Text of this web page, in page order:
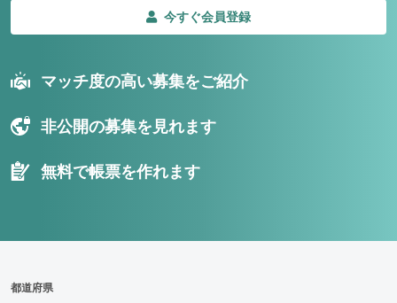
今すぐ会員登録
マッチ度の高い募集をご紹介
非公開の募集を見れます
無料で帳票を作れます
都道府県